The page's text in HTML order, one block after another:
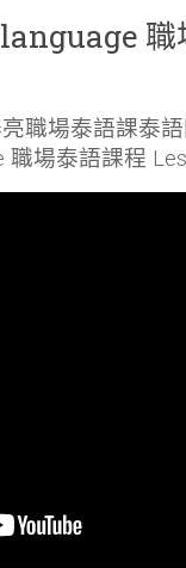
職
職場泰語課泰
職場泰語課程